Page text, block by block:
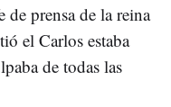
prensa de la reina
el Carlos estaba
de todas las